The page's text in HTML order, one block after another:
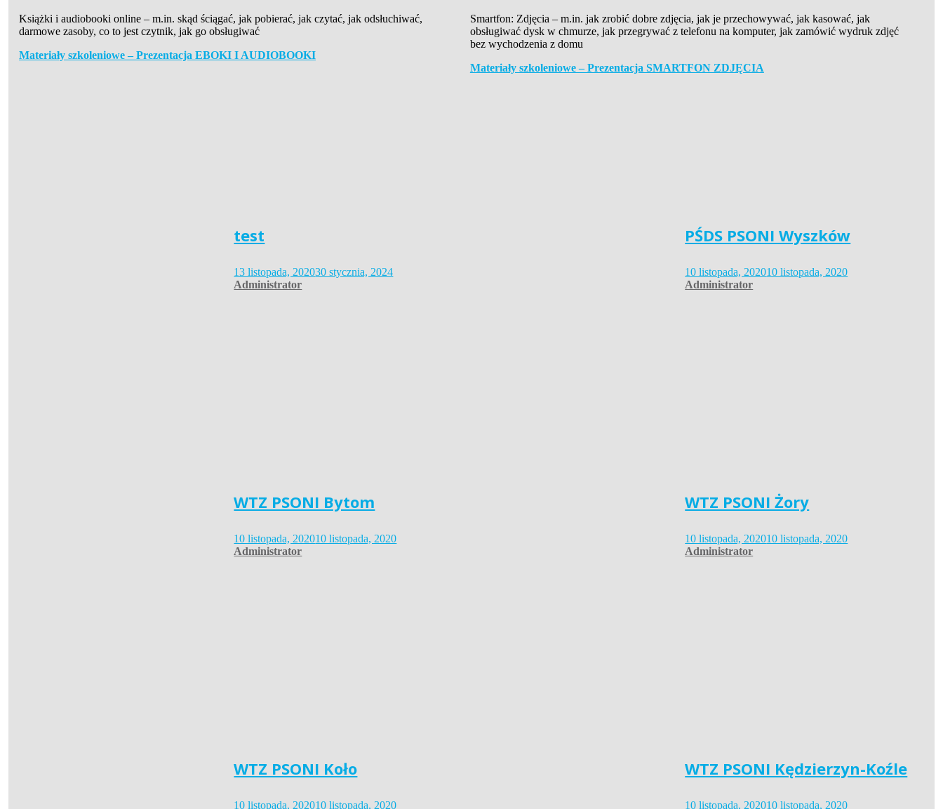
Książki i audiobooki online – m.in. skąd ściągać, jak pobierać, jak czytać, jak odsłuchiwać,
darmowe zasoby, co to jest czytnik, jak go obsługiwać
Materiały szkoleniowe – Prezentacja EBOKI I AUDIOBOOKI
Smartfon: Zdjęcia – m.in. jak zrobić dobre zdjęcia, jak je przechowywać, jak kasować, jak
obsługiwać dysk w chmurze, jak przegrywać z telefonu na komputer, jak zamówić wydruk zdjęć
bez wychodzenia z domu
Materiały szkoleniowe – Prezentacja SMARTFON ZDJĘCIA
test
13 listopada, 202030 stycznia, 2024
Administrator
PŚDS PSONI Wyszków
10 listopada, 202010 listopada, 2020
Administrator
WTZ PSONI Bytom
10 listopada, 202010 listopada, 2020
Administrator
WTZ PSONI Żory
10 listopada, 202010 listopada, 2020
Administrator
WTZ PSONI Koło
10 listopada, 202010 listopada, 2020
WTZ PSONI Kędzierzyn-Koźle
10 listopada, 202010 listopada, 2020